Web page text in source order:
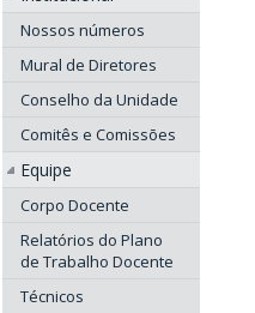
Nossos números
Mural de Diretores
Conselho da Unidade
Comitês e Comissões
Equipe
Corpo Docente
Relatórios do Plano
de Trabalho Docente
Técnicos